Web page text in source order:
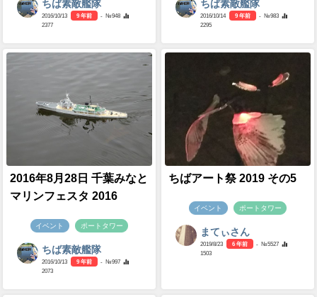
ちば素敵艦隊
2016/10/13 9 年前
- №948
2377
ちば素敵艦隊
2016/10/14 9 年前
- №983
2295
2016年8月28日 千葉みなと
マリンフェスタ 2016
イベント ポートタワー
ちば素敵艦隊
2016/10/13 9 年前
- №997
2073
ちばアート祭 2019 その5
イベント ポートタワー
まてぃさん
2019/8/23 6 年前
- №5527
1503